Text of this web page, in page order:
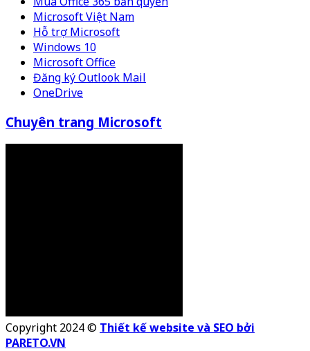
Microsoft Việt Nam
Hỗ trợ Microsoft
Windows 10
Microsoft Office
Đăng ký Outlook Mail
OneDrive
Chuyên trang Microsoft
Copyright 2024 © Thiết kế website và SEO bởi
PARETO.VN